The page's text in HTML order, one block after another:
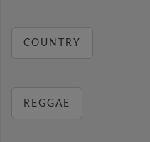
COUNTRY
REGGAE